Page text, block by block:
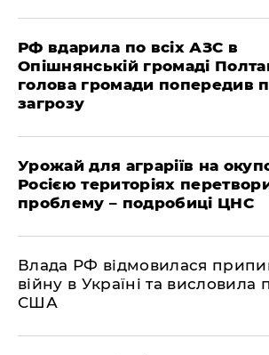
РФ вдарила по всіх АЗС в
Опішнянській громаді
голова громади попередив
загрозу
Урожай для аграріїв на
Росією територіях
проблему – подробиці ЦНС
Влада РФ відмовилася
війну в Україні та висловила
США